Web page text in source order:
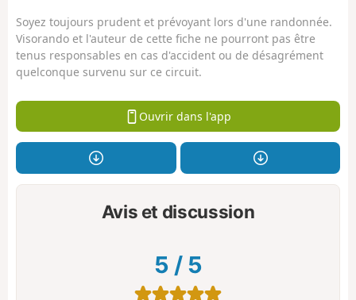
Soyez toujours prudent et prévoyant lors d'une randonnée.
Visorando et l'auteur de cette fiche ne pourront pas être
tenus responsables en cas d'accident ou de désagrément
quelconque survenu sur ce circuit.
Ouvrir dans l'app
Avis et discussion
5 / 5